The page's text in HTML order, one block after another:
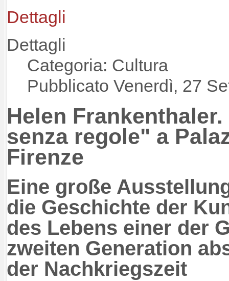
Dettagli
Dettagli
Categoria: Cultura
Pubblicato Venerdì, 27
Helen
senza regole" a
Firenze
Eine große
die Geschichte der
des Lebens einer der
zweiten Generation
der Nachkriegszeit